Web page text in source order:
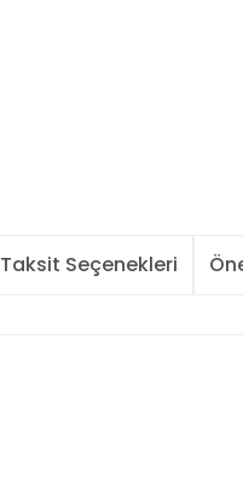
Taksit Seçenekleri